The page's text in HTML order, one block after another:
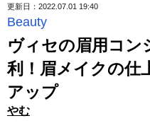
更新日：2022.07.01 19:40
Beauty
ヴィセの眉用コン
利！眉メイクの仕
アップ
やむ